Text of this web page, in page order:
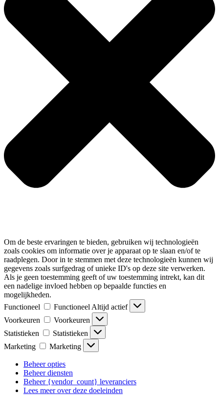
Om de beste ervaringen te bieden, gebruiken wij technologieën
zoals cookies om informatie over je apparaat op te slaan en/of te
raadplegen. Door in te stemmen met deze technologieën kunnen wij
gegevens zoals surfgedrag of unieke ID's op deze site verwerken.
Als je geen toestemming geeft of uw toestemming intrekt, kan dit
een nadelige invloed hebben op bepaalde functies en
mogelijkheden.
Functioneel
Functioneel Altijd actief
Voorkeuren
Voorkeuren
Statistieken
Statistieken
Marketing
Marketing
Beheer opties
Beheer diensten
Beheer {vendor_count} leveranciers
Lees meer over deze doeleinden